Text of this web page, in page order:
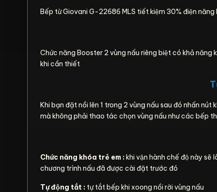
Bếp từ Giovani G-22686 MLS tiết kiệm 30% điện
Chức năng Booster 2 vùng nấu riêng biệt có khả
khi cần thiết
Khi bạn đặt nồi lên 1 trong 2 vùng nấu sau đó nhấn
mà không phải thao tác chọn vùng nấu như các bếp
Chức năng khóa trẻ em :khi vận hành chế độ này
chương trình nấu đã được cài đặt trước đó
Tự động tắt : tự tắt bếp khi xoong nồi rời vùng nấu